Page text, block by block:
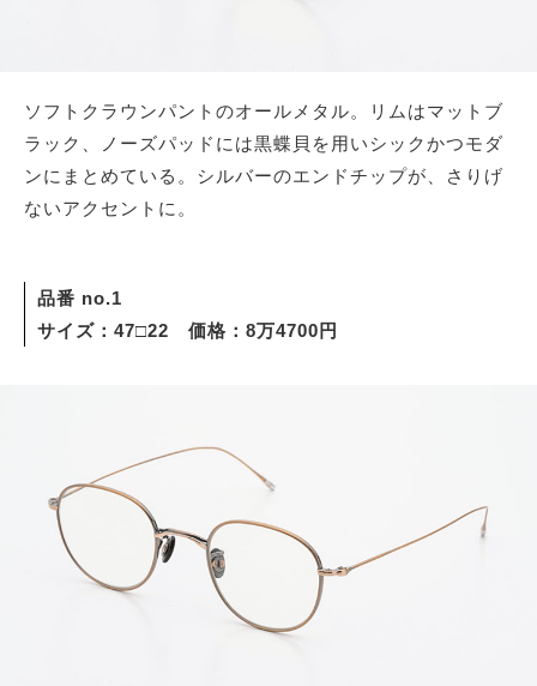
ソフトクラウンパントのオールメタル。リムはマットブ
ラック、ノーズパッドには黒蝶貝を用いシックかつモダ
ンにまとめている。シルバーのエンドチップが、さりげ
ないアクセントに。
品番 no.1
サイズ：47□22 価格：8万4700円